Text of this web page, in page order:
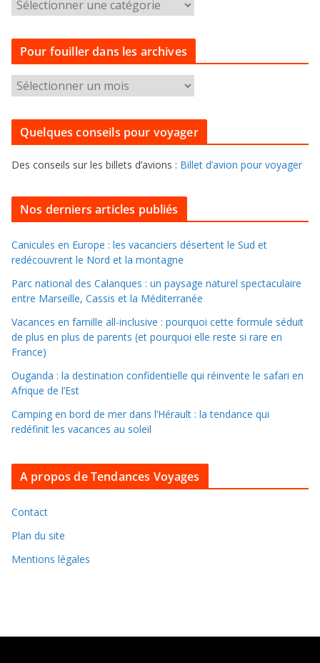
a
t
g
e
s
Pour fouiller dans les archives
o
u
o
l
l
e
r
d
n
s
e
a
i
v
e
Quelques conseils pour voyager
Des conseils sur les billets d’avions : Billet d’avion pour voyager
Nos derniers articles publiés
Canicules en Europe : les vacanciers désertent le Sud et
redécouvrent le Nord et la montagne
Parc national des Calanques : un paysage naturel spectaculaire
entre Marseille, Cassis et la Méditerranée
Vacances en famille all-inclusive : pourquoi cette formule séduit
de plus en plus de parents (et pourquoi elle reste si rare en
France)
Ouganda : la destination confidentielle qui réinvente le safari en
Afrique de l’Est
Camping en bord de mer dans l’Hérault : la tendance qui
redéfinit les vacances au soleil
A propos de Tendances Voyages
Contact
Plan du site
Mentions légales